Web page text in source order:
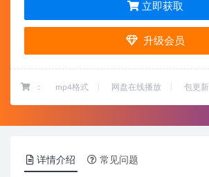
立即获取
升级会员
： mp4格式 网盘在线播放 包更新
详情介绍 常见问题